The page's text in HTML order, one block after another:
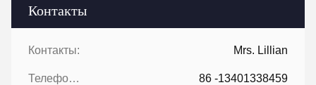
Контакты
Контакты: Mrs. Lillian
Телефон:: 86 -13401338459